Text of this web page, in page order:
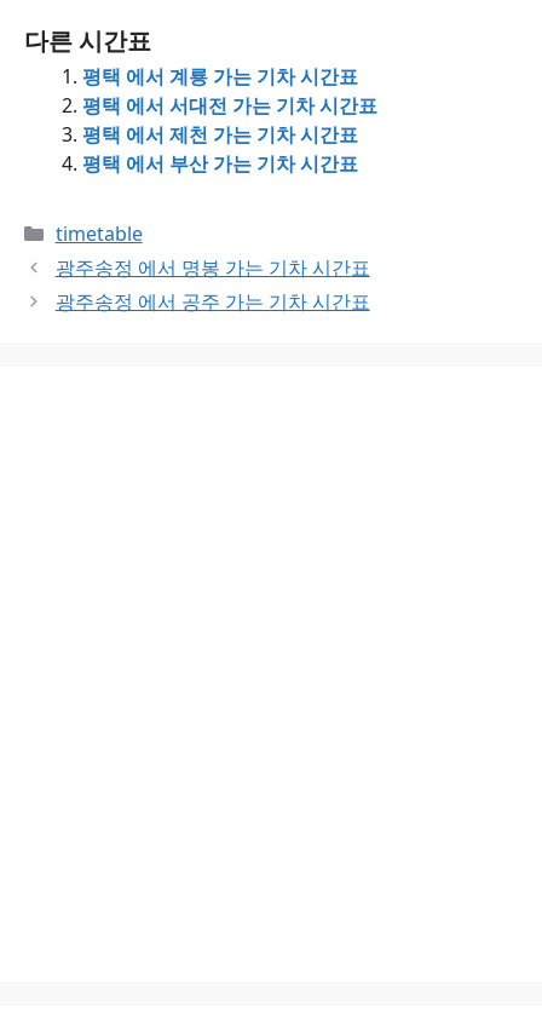
다른 시간표
평택 에서 계룡 가는 기차 시간표
평택 에서 서대전 가는 기차 시간표
평택 에서 제천 가는 기차 시간표
평택 에서 부산 가는 기차 시간표
Categories
timetable
광주송정 에서 명봉 가는 기차 시간표
광주송정 에서 공주 가는 기차 시간표